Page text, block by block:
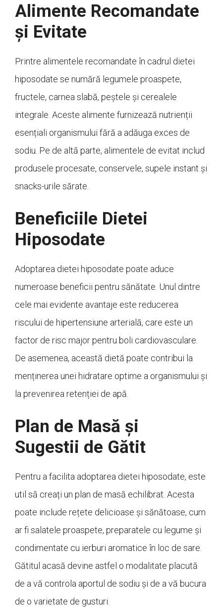
Alimente Recomandate
și Evitate
Printre alimentele recomandate în cadrul dietei
hiposodate se numără legumele proaspete,
fructele, carnea slabă, peștele și cerealele
integrale. Aceste alimente furnizează nutrienții
esențiali organismului fără a adăuga exces de
sodiu. Pe de altă parte, alimentele de evitat includ
produsele procesate, conservele, supele instant și
snacks-urile sărate.
Beneficiile Dietei
Hiposodate
Adoptarea dietei hiposodate poate aduce
numeroase beneficii pentru sănătate. Unul dintre
cele mai evidente avantaje este reducerea
riscului de hipertensiune arterială, care este un
factor de risc major pentru boli cardiovasculare.
De asemenea, această dietă poate contribui la
menținerea unei hidratare optime a organismului și
la prevenirea retenției de apă.
Plan de Masă și
Sugestii de Gătit
Pentru a facilita adoptarea dietei hiposodate, este
util să creați un plan de masă echilibrat. Acesta
poate include rețete delicioase și sănătoase, cum
ar fi salatele proaspete, preparatele cu legume și
condimentate cu ierburi aromatice în loc de sare.
Gătitul acasă devine astfel o modalitate placută
de a vă controla aportul de sodiu și de a vă bucura
de o varietate de gusturi.